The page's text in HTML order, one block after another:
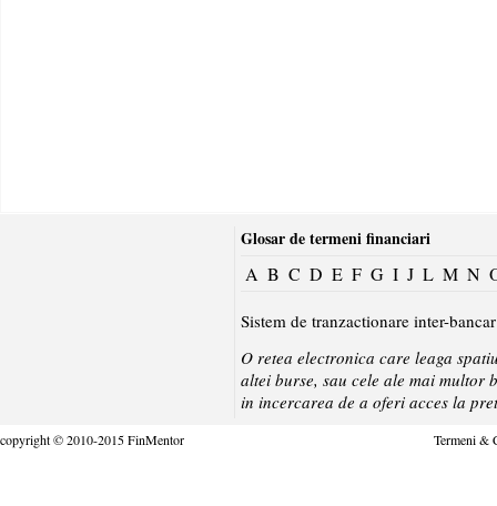
Glosar de termeni financiari
A B C D E F G I J L M N
Sistem de tranzactionare inter-
O retea electronica care leaga
altei burse, sau cele ale mai multor
in incercarea de a oferi acces la
copyright © 2010-2015 FinMentor Termeni &